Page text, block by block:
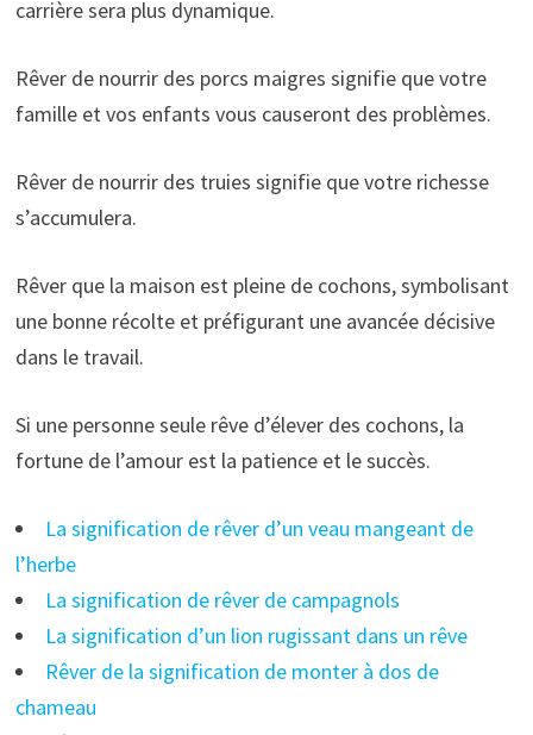
carrière sera plus dynamique.
Rêver de nourrir des porcs maigres signifie que votre
famille et vos enfants vous causeront des problèmes.
Rêver de nourrir des truies signifie que votre richesse
s’accumulera.
Rêver que la maison est pleine de cochons, symbolisant
une bonne récolte et préfigurant une avancée décisive
dans le travail.
Si une personne seule rêve d’élever des cochons, la
fortune de l’amour est la patience et le succès.
La signification de rêver d’un veau mangeant de
l’herbe
La signification de rêver de campagnols
La signification d’un lion rugissant dans un rêve
Rêver de la signification de monter à dos de
chameau